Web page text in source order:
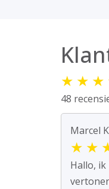
★ ★ ★
48
Marcel
★ ★
Hallo,